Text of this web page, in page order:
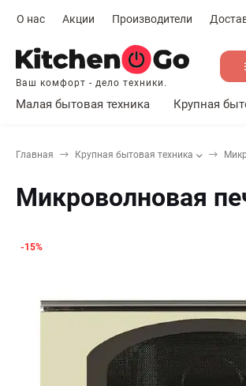
О нас Акции Производители
Ваш комфорт - дело техники.
Малая бытовая техника Крупная
Главная Крупная бытовая техника
Микроволновая
-15%